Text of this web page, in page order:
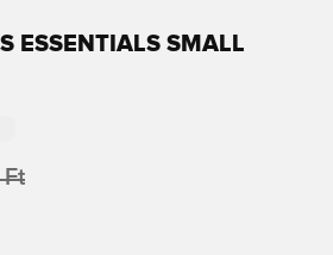
ESSENTIALS SMALL
Ft